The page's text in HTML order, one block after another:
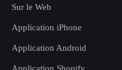
Sur le Web
Application iPhone
Application Android